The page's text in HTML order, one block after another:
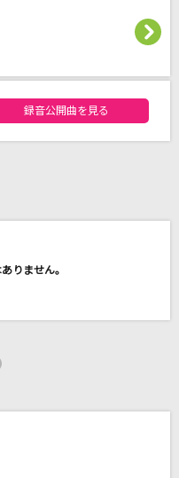
インして
録音公開曲を見る